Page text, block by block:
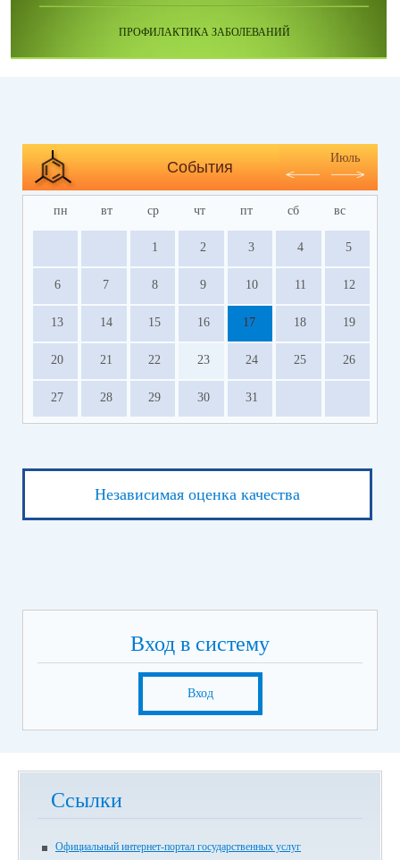
ПРОФИЛАКТИКА ЗАБОЛЕВАНИЙ
События
Июль
пн вт ср чт пт сб вс
1 2 3 4 5
6 7 8 9 10 11 12
13 14 15 16 17 18 19
20 21 22 23 24 25 26
27 28 29 30 31
Независимая оценка качества
Вход в систему
Вход
Ссылки
Официальный интернет-портал государственных услуг